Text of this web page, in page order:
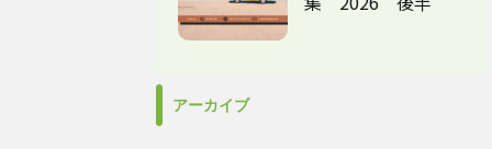
アーカイブ